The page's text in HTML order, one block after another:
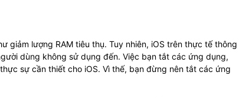
giảm lượng RAM tiêu thụ. Tuy nhiên, iOS trên thực tế thông
dùng không sử dụng đến. Việc bạn tắt các ứng dụng,
sự cần thiết cho iOS. Vì thế, bạn đừng nên tắt các ứng